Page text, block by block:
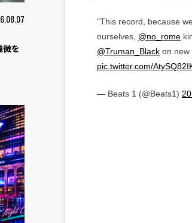
を
"This record, because
ourselves, @no_rome
@Truman_Black on new
pic.twitter.com/
— Beats 1 (@Beats1)